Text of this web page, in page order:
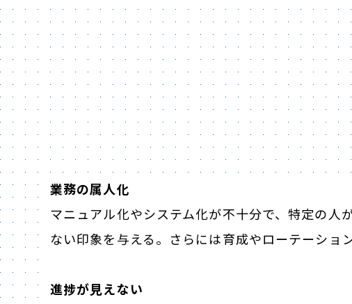
業務の属人化
マニュアル化やシステム化が不十分で、特定の人
ない印象を与える。さらには育成やローテーショ
進捗が見えない